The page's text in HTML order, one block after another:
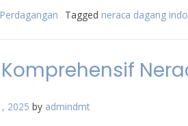
Tagged neraca dagang
2025 by admindmt